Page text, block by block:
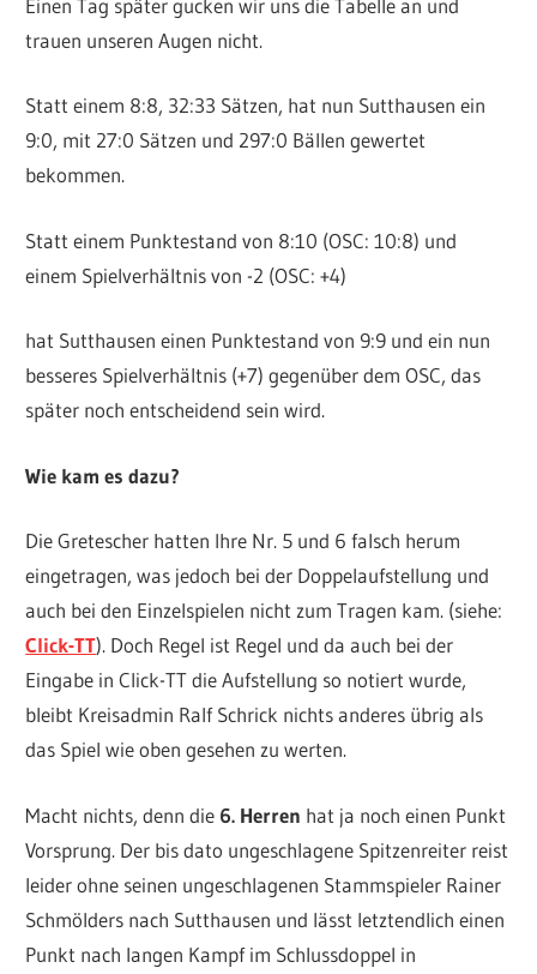
Einen Tag später gucken wir uns die Tabelle an und
trauen unseren Augen nicht.
Statt einem 8:8, 32:33 Sätzen, hat nun Sutthausen ein
9:0, mit 27:0 Sätzen und 297:0 Bällen gewertet
bekommen.
Statt einem Punktestand von 8:10 (OSC: 10:8) und
einem Spielverhältnis von -2 (OSC: +4)
hat Sutthausen einen Punktestand von 9:9 und ein nun
besseres Spielverhältnis (+7) gegenüber dem OSC, das
später noch entscheidend sein wird.
Wie kam es dazu?
Die Gretescher hatten Ihre Nr. 5 und 6 falsch herum
eingetragen, was jedoch bei der Doppelaufstellung und
auch bei den Einzelspielen nicht zum Tragen kam. (siehe:
Click-TT). Doch Regel ist Regel und da auch bei der
Eingabe in Click-TT die Aufstellung so notiert wurde,
bleibt Kreisadmin Ralf Schrick nichts anderes übrig als
das Spiel wie oben gesehen zu werten.
Macht nichts, denn die 6. Herren hat ja noch einen Punkt
Vorsprung. Der bis dato ungeschlagene Spitzenreiter reist
leider ohne seinen ungeschlagenen Stammspieler Rainer
Schmölders nach Sutthausen und lässt letztendlich einen
Punkt nach langen Kampf im Schlussdoppel in